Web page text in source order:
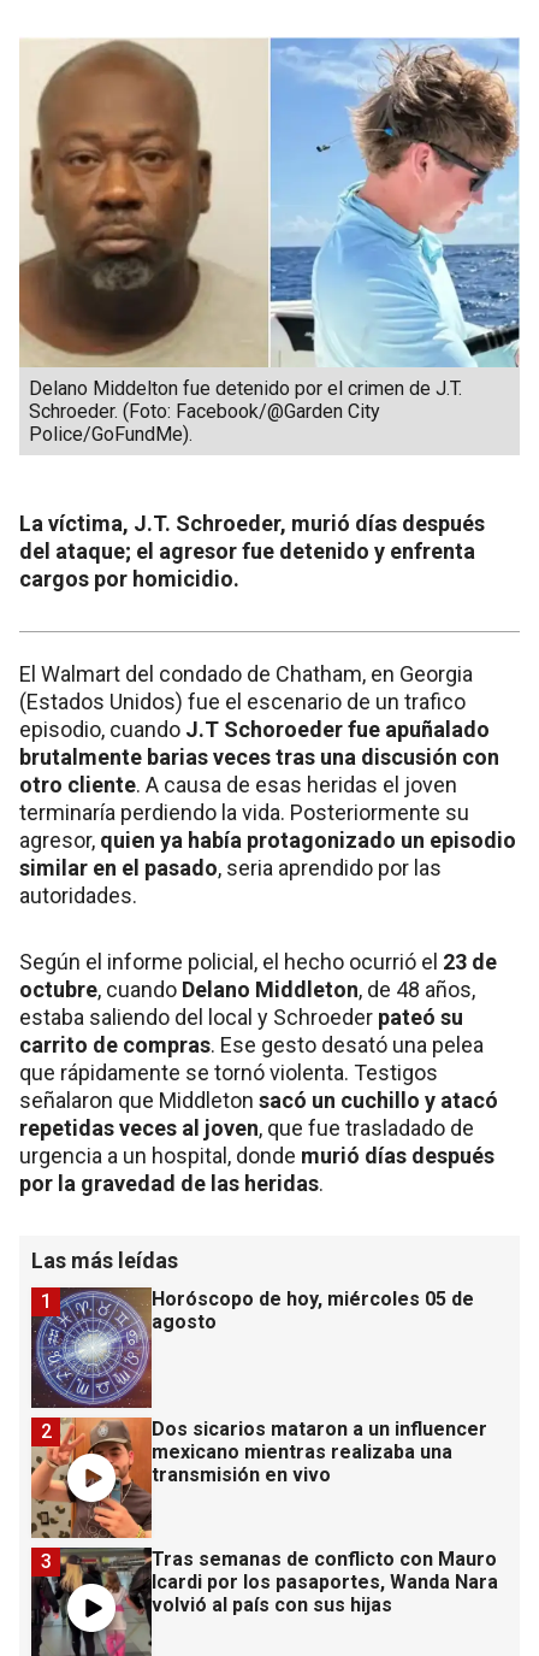
Delano Middelton fue detenido por el crimen de J.T.
Schroeder. (Foto: Facebook/@Garden City
Police/GoFundMe).
La víctima, J.T. Schroeder, murió días después
del ataque; el agresor fue detenido y enfrenta
cargos por homicidio.
El Walmart del condado de Chatham, en Georgia
(Estados Unidos) fue el escenario de un trafico
episodio, cuando J.T Schoroeder fue apuñalado
brutalmente barias veces tras una discusión con
otro cliente. A causa de esas heridas el joven
terminaría perdiendo la vida. Posteriormente su
agresor, quien ya había protagonizado un episodio
similar en el pasado, seria aprendido por las
autoridades.
Según el informe policial, el hecho ocurrió el 23 de
octubre, cuando Delano Middleton, de 48 años,
estaba saliendo del local y Schroeder pateó su
carrito de compras. Ese gesto desató una pelea
que rápidamente se tornó violenta. Testigos
señalaron que Middleton sacó un cuchillo y atacó
repetidas veces al joven, que fue trasladado de
urgencia a un hospital, donde murió días después
por la gravedad de las heridas.
Las más leídas
Horóscopo de hoy, miércoles 05 de
agosto
1
Dos sicarios mataron a un influencer
mexicano mientras realizaba una
transmisión en vivo
2
Tras semanas de conflicto con Mauro
Icardi por los pasaportes, Wanda Nara
volvió al país con sus hijas
3